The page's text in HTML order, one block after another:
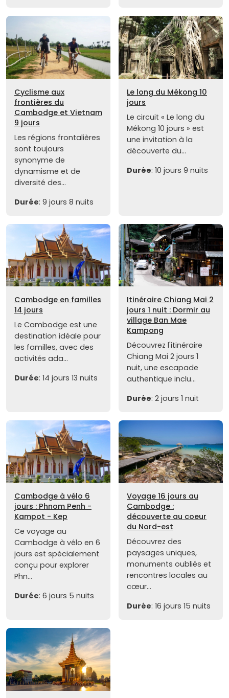
Cyclisme aux
frontières du
Cambodge et Vietnam
9 jours
Les régions frontalières
sont toujours
synonyme de
dynamisme et de
diversité des...
Durée: 9 jours 8 nuits
Le long du Mékong 10
jours
Le circuit « Le long du
Mékong 10 jours » est
une invitation à la
découverte du...
Durée: 10 jours 9 nuits
Cambodge en familles
14 jours
Le Cambodge est une
destination idéale pour
les familles, avec des
activités ada...
Durée: 14 jours 13 nuits
Itinéraire Chiang Mai 2
jours 1 nuit : Dormir au
village Ban Mae
Kampong
Découvrez l'itinéraire
Chiang Mai 2 jours 1
nuit, une escapade
authentique inclu...
Durée: 2 jours 1 nuit
Cambodge à vélo 6
jours : Phnom Penh -
Kampot - Kep
Ce voyage au
Cambodge à vélo en 6
jours est spécialement
conçu pour explorer
Phn...
Durée: 6 jours 5 nuits
Voyage 16 jours au
Cambodge :
découverte au coeur
du Nord-est
Découvrez des
paysages uniques,
monuments oubliés et
rencontres locales au
cœur...
Durée: 16 jours 15 nuits